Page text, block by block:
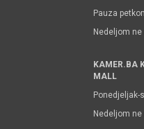
Pauza
Nedeljom
KAMER.BA
MALL
Ponedjeljak-
Nedeljom